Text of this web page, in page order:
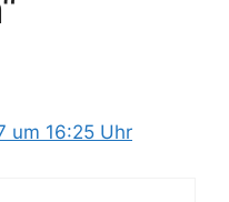
um 16:25 Uhr